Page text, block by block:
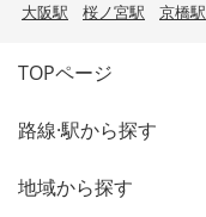
大阪駅 桜ノ宮駅 京橋駅
TOPページ
路線·駅から探す
地域から探す